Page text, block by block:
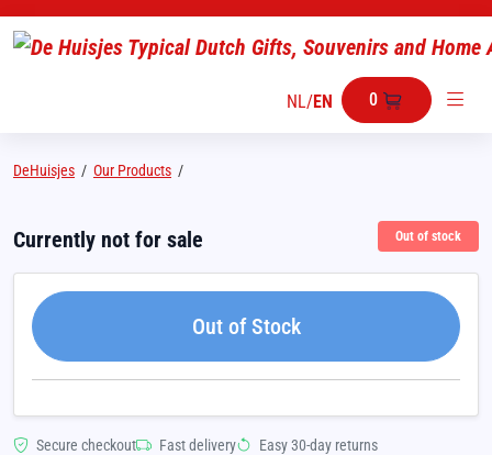
NL/EN 0
DeHuisjes / Our Products /
Currently not for sale Out of stock
Out of Stock
Secure checkout Fast delivery Easy 30-day returns